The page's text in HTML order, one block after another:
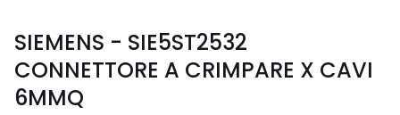
SIEMENS - SIE5ST2532
CONNETTORE A CRIMPARE X CAVI
6MMQ